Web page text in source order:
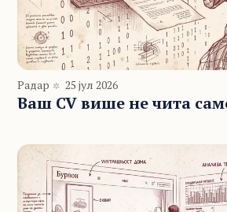
Радар 25 јул 2026
Ваш CV више не чита